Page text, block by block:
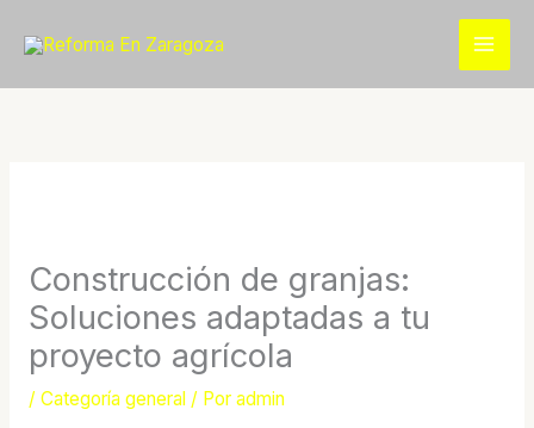
Construcción de granjas:
Soluciones adaptadas a tu
proyecto agrícola
/ Categoría general/ Por admin